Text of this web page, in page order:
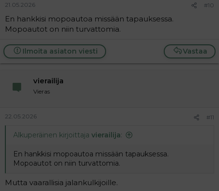
21.05.2026 #10
En hankkisi mopoautoa missään tapauksessa.
Mopoautot on niin turvattomia.
Vastaa
Ilmoita asiaton viesti
vierailija
Vieras
22.05.2026 #11
Alkuperäinen kirjoittaja vierailija:
En hankkisi mopoautoa missään tapauksessa.
Mopoautot on niin turvattomia.
Mutta vaarallisia jalankulkijoille.